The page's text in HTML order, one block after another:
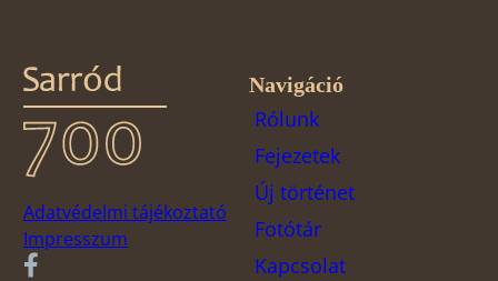
Adatvédelmi tájékoztató
Impresszum
Navigáció
Rólunk
Fejezetek
Új történet
Fotótár
Kapcsolat